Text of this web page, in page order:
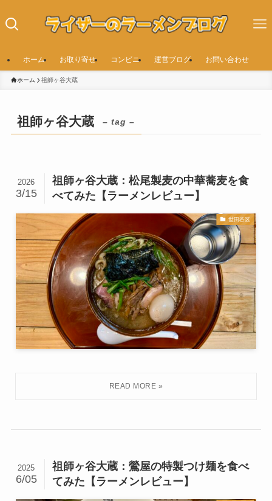
ホーム お取り寄せ コンビニ 運営ブログ お問い合わせ
ホーム 祖師ヶ谷大蔵
祖師ヶ谷大蔵 – tag –
祖師ヶ谷大蔵：松尾製麦の中華蕎麦を食
べてみた【ラーメンレビュー】
2026
3/15
世田谷区
祖師ヶ谷大蔵：鶯屋の特製つけ麺を食べ
てみた【ラーメンレビュー】
2025
6/05